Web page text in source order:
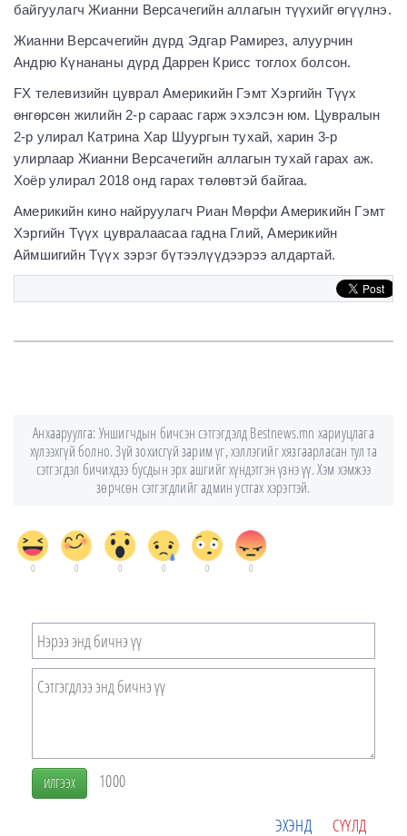
байгуулагч Жианни Версачегийн аллагын түүхийг өгүүлнэ.
Жианни Версачегийн дүрд Эдгар Рамирез, алуурчин
Андрю Күнананы дүрд Даррен Крисс тоглох болсон.
FX телевизийн цуврал Америкийн Гэмт Хэргийн Түүх
өнгөрсөн жилийн 2-р сараас гарж эхэлсэн юм. Цувралын
2-р улирал Катрина Хар Шуургын тухай, харин 3-р
улирлаар Жианни Версачегийн аллагын тухай гарах аж.
Хоёр улирал 2018 онд гарах төлөвтэй байгаа.
Америкийн кино найруулагч Риан Мөрфи Америкийн Гэмт
Хэргийн Түүх цувралаасаа гадна Глий, Америкийн
Аймшигийн Түүх зэрэг бүтээлүүдээрээ алдартай.
Анхааруулга: Уншигчдын бичсэн сэтгэгдэлд Bestnews.mn хариуцлага
хүлээхгүй болно. Зүй зохисгүй зарим үг, хэллэгийг хязгаарласан тул та
сэтгэгдэл бичихдээ бусдын эрх ашгийг хүндэтгэн үзнэ үү. Хэм хэмжээ
зөрчсөн сэтгэгдлийг админ устгах хэрэгтэй.
0 0 0 0 0 0
ИЛГЭЭХ 1000
ЭХЭНД СҮҮЛД